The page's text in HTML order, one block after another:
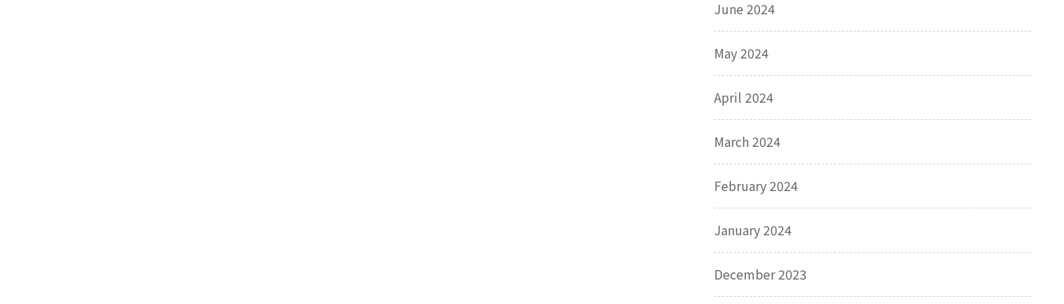
June 2024
May 2024
April 2024
March 2024
February 2024
January 2024
December 2023